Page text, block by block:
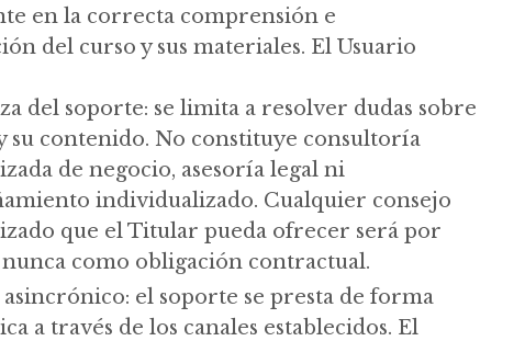
en la correcta comprensión e
del curso y sus materiales. El Usuario
del soporte: se limita a resolver dudas sobre
su contenido. No constituye consultoría
de negocio, asesoría legal ni
individualizado. Cualquier consejo
que el Titular pueda ofrecer será por
como obligación contractual.
el soporte se presta de forma
a través de los canales establecidos. El